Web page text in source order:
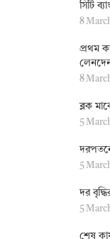
সিটি
8
প্রথম
8
ব্লক
5
5
দর
5
শেষ